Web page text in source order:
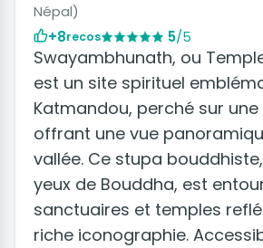
Népal)
+8recos 5/5
Swayambhunath, ou
est un site spirituel
Katmandou, perché sur
offrant une vue
vallée. Ce stupa
yeux de Bouddha, est
sanctuaires et temples
riche iconographie.